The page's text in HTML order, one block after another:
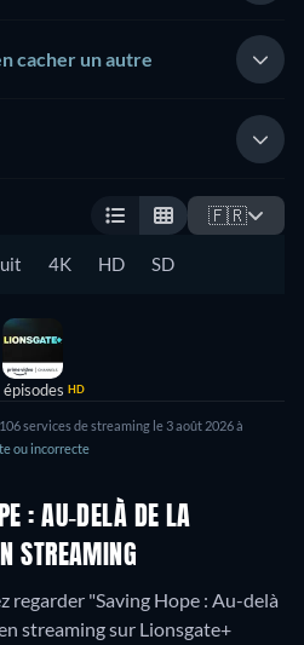
cacher un autre
🇫🇷
4K HD SD
HD
services de streaming le 3 août 2026 à
ou incorrecte
: AU-DELÀ DE LA
STREAMING
regarder "Saving Hope : Au-delà
streaming sur Lionsgate+